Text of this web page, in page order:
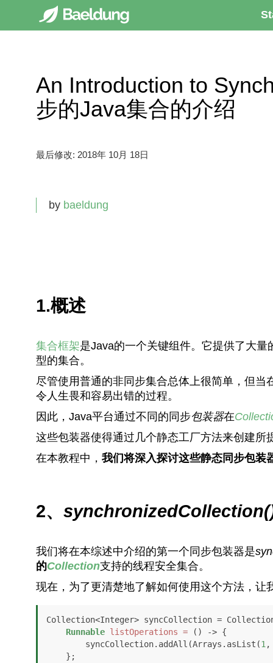
An Introduction to
步的Java集合的介绍
最后修改: 2018年 10月 18日
by baeldung
1.概述
集合框架是Java的一个关键组件。它提供了大
型的集合。
尽管使用普通的非同步集合总体上很简单，但
令人生畏和容易出错的过程。
因此，Java平台通过不同的同步包装器在
这些包装器使得通过几个静态工厂方法来创建所
在本教程中， 我们将深入探讨这些静态同步包装
2、
我们将在本综述中介绍的第一个同步包装器是
的Collection支持的线程安全集合。
现在，为了更清楚地了解如何使用这个方法，让
Collection<Integer> syncCollection =
Runnable listOperations = () -> {
        syncCollection.addAll(Arrays.asList(
1